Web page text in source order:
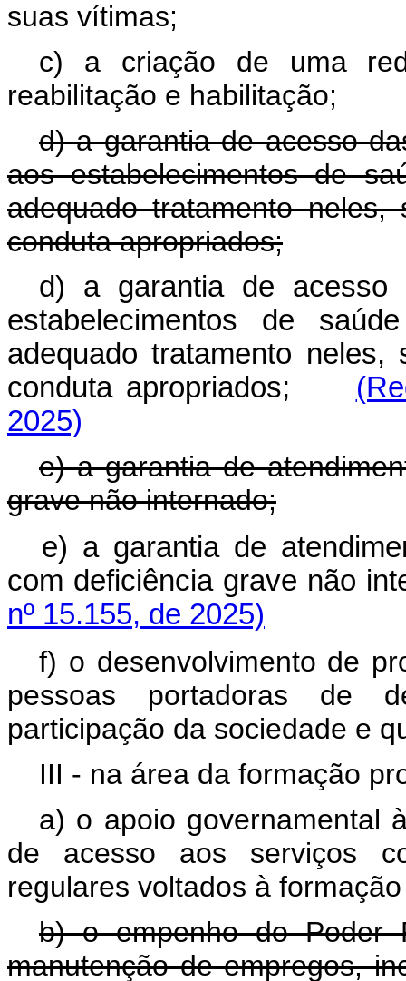
suas vítimas;
c) a criação de uma
reabilitação e habilitação;
d) a garantia de acesso
aos estabelecimentos de
adequado tratamento
conduta apropriados;
d) a garantia de acesso
estabelecimentos de
adequado tratamento
conduta apropriados;
2025)
e) a garantia de
grave não internado;
e) a garantia de
com deficiência grave não
nº 15.155, de 2025)
f) o desenvolvimento de
pessoas portadoras de
participação da sociedade e
III - na área da formação
a) o apoio governamental
de acesso aos serviços
regulares voltados à
b) o empenho do Poder
manutenção de empregos,